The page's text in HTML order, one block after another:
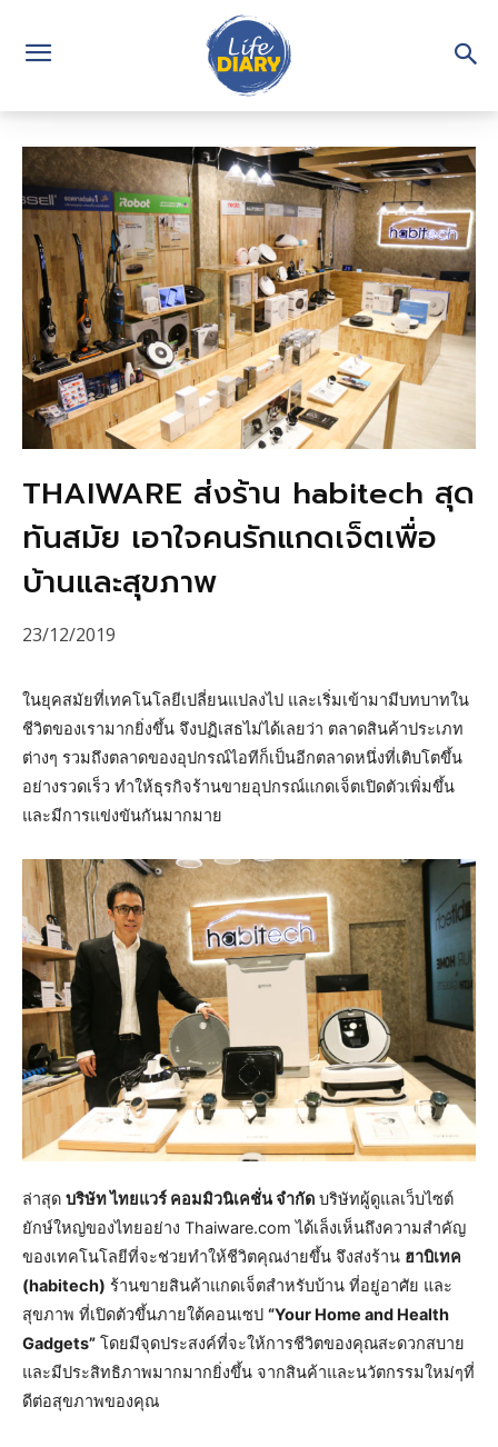
THAIWARE ส่งร้าน habitech สุด
ทันสมัย เอาใจคนรักแกดเจ็ตเพื่อ
บ้านและสุขภาพ
23/12/2019
ในยุคสมัยที่เทคโนโลยีเปลี่ยนแปลงไป และเริ่มเข้ามามีบทบาทใน
ชีวิตของเรามากยิ่งขึ้น จึงปฏิเสธไม่ได้เลยว่า ตลาดสินค้าประเภท
ต่างๆ รวมถึงตลาดของอุปกรณ์ไอทีก็เป็นอีกตลาดหนึ่งที่เติบโตขึ้น
อย่างรวดเร็ว ทำให้ธุรกิจร้านขายอุปกรณ์แกดเจ็ตเปิดตัวเพิ่มขึ้น
และมีการแข่งขันกันมากมาย
ล่าสุด บริษัท ไทยแวร์ คอมมิวนิเคชั่น จำกัด บริษัทผู้ดูแลเว็บไซต์
ยักษ์ใหญ่ของไทยอย่าง Thaiware.com ได้เล็งเห็นถึงความสำคัญ
ของเทคโนโลยีที่จะช่วยทำให้ชีวิตคุณง่ายขึ้น จึงส่งร้าน ฮาบิเทค
(habitech) ร้านขายสินค้าแกดเจ็ตสำหรับบ้าน ที่อยู่อาศัย และ
สุขภาพ ที่เปิดตัวขึ้นภายใต้คอนเซป “Your Home and Health
Gadgets” โดยมีจุดประสงค์ที่จะให้การชีวิตของคุณสะดวกสบาย
และมีประสิทธิภาพมากมากยิ่งขึ้น จากสินค้าและนวัตกรรมใหม่ๆที่
ดีต่อสุขภาพของคุณ